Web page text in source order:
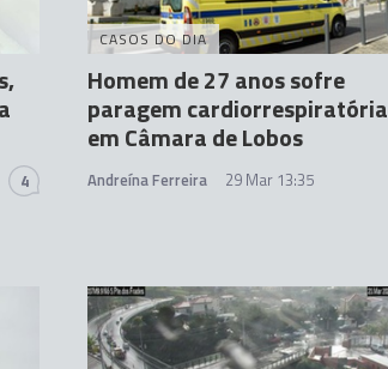
4
CASOS DO DIA
Homem de 27 anos sofre
paragem cardiorrespiratória
em Câmara de Lobos
Andreína Ferreira 29 Mar 13:35